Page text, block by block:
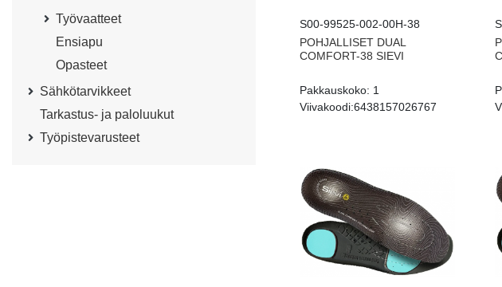
Työvaatteet
Ensiapu
Opasteet
Sähkötarvikkeet
Tarkastus- ja paloluukut
Työpistevarusteet
S00-99525-002-00H-38
POHJALLISET DUAL
COMFORT-38 SIEVI
Pakkauskoko: 1
Viivakoodi:6438157026767